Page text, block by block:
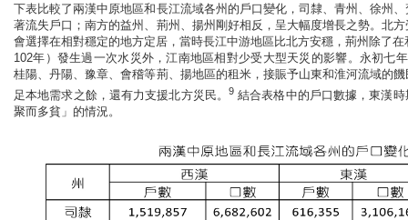
下表比較了兩漢中原地區和長江流域各州的戶口變化，司隸、青州、徐州
著流失戶口；南方的益州、荊州、揚州剛好相反，呈大幅度增長之勢。北
會選擇在相對穩定的地方定居，當時長江中游地區比北方安穩，荊州除了
102年）發生過一次水災外，江南地區相對少受大型天災的影響。永初七
桂陽、丹陽、豫章、會稽等荊、揚地區的租米，接賑予山東和淮河流域的
足本地需求之餘，還有力支援北方災民。
9 結合表格中的戶口數據，東漢
聚而多貧」的情況。